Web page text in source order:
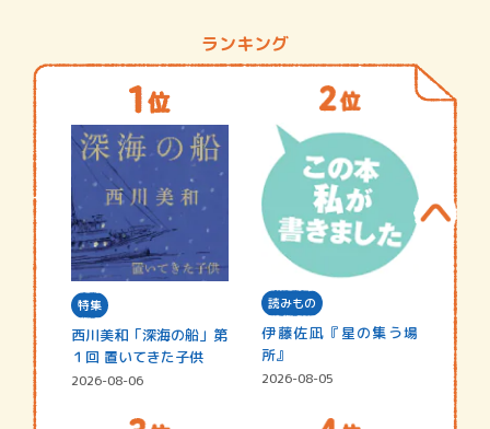
ランキング
特集
西川美和「深海の船」第
１回 置いてきた子供
2026-08-06
読みもの
伊藤佐凪『星の集う場
所』
2026-08-05